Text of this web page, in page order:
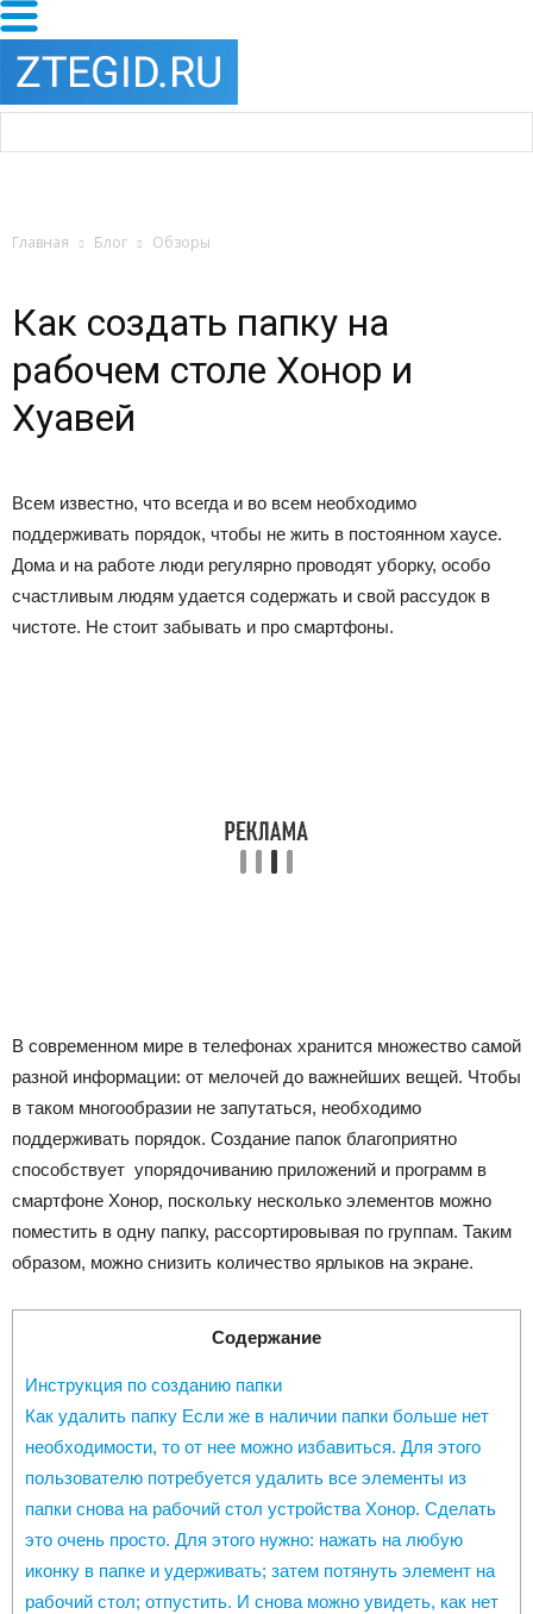
Главная Блог Обзоры
Как создать папку на
рабочем столе Хонор и
Хуавей
Всем известно, что всегда и во всем необходимо
поддерживать порядок, чтобы не жить в постоянном хаусе.
Дома и на работе люди регулярно проводят уборку, особо
счастливым людям удается содержать и свой рассудок в
чистоте. Не стоит забывать и про смартфоны.
В современном мире в телефонах хранится множество самой
разной информации: от мелочей до важнейших вещей. Чтобы
в таком многообразии не запутаться, необходимо
поддерживать порядок. Создание папок благоприятно
способствует упорядочиванию приложений и программ в
смартфоне Хонор, поскольку несколько элементов можно
поместить в одну папку, рассортировывая по группам. Таким
образом, можно снизить количество ярлыков на экране.
Содержание
Инструкция по созданию папки
Как удалить папку Если же в наличии папки больше нет
необходимости, то от нее можно избавиться. Для этого
пользователю потребуется удалить все элементы из
папки снова на рабочий стол устройства Хонор. Сделать
это очень просто. Для этого нужно: нажать на любую
иконку в папке и удерживать; затем потянуть элемент на
рабочий стол; отпустить. И снова можно увидеть, как нет